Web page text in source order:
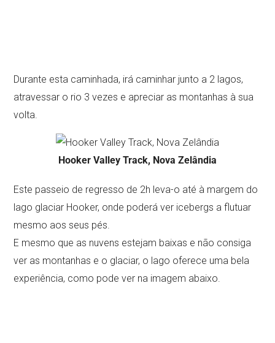
Durante esta caminhada, irá caminhar junto a 2 lagos,
atravessar o rio 3 vezes e apreciar as montanhas à sua
volta.
Hooker Valley Track, Nova Zelândia
Este passeio de regresso de 2h leva-o até à margem do
lago glaciar Hooker, onde poderá ver icebergs a flutuar
mesmo aos seus pés.
E mesmo que as nuvens estejam baixas e não consiga
ver as montanhas e o glaciar, o lago oferece uma bela
experiência, como pode ver na imagem abaixo.